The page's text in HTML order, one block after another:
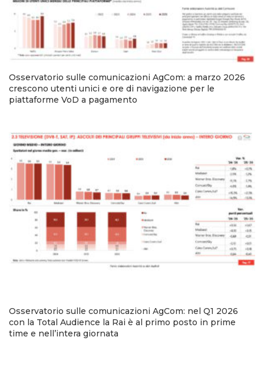
Osservatorio sulle comunicazioni AgCom: a marzo 2026
crescono utenti unici e ore di navigazione per le
piattaforme VoD a pagamento
Osservatorio sulle comunicazioni AgCom: nel Q1 2026
con la Total Audience la Rai è al primo posto in prime
time e nell’intera giornata